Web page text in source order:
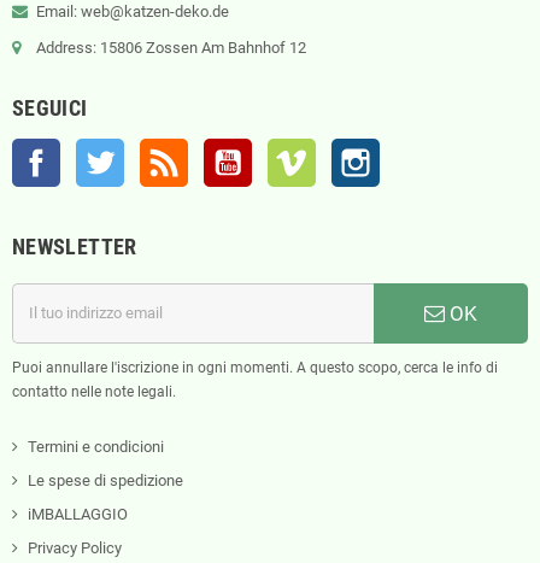
Email: web@katzen-deko.de
Address: 15806 Zossen Am Bahnhof 12
SEGUICI
Facebook Twitter YouTube Vimeo
NEWSLETTER
OK
Puoi annullare l'iscrizione in ogni momenti. A questo scopo, cerca le info di
contatto nelle note legali.
Termini e condicioni
Le spese di spedizione
iMBALLAGGIO
Privacy Policy